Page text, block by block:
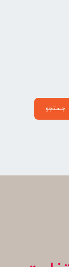
جستجو